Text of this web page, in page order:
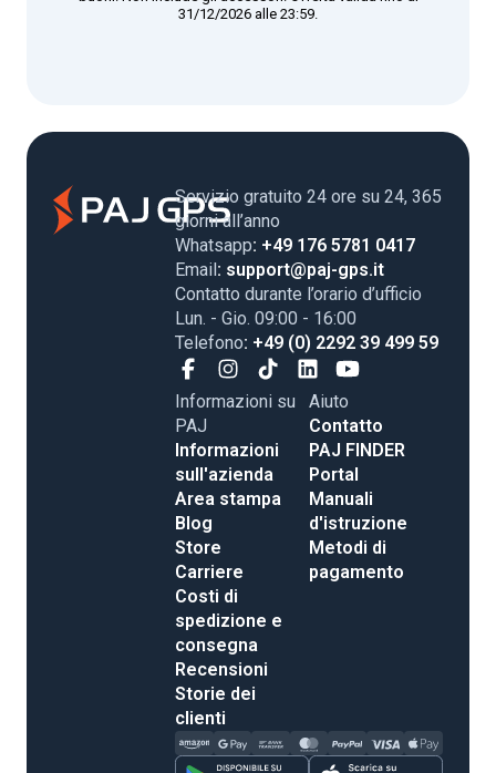
31/12/2026 alle 23:59.
Servizio gratuito 24 ore su 24, 365
giorni all’anno
Whatsapp: +49 176 5781 0417
Email: support@paj-gps.it
Contatto durante l’orario d’ufficio
Lun. - Gio. 09:00 - 16:00
Telefono: +49 (0) 2292 39 499 59
Informazioni su
PAJ
Informazioni
sull'azienda
Area stampa
Blog
Store
Carriere
Costi di
spedizione e
consegna
Recensioni
Storie dei
clienti
Aiuto
Contatto
PAJ FINDER
Portal
Manuali
d'istruzione
Metodi di
pagamento